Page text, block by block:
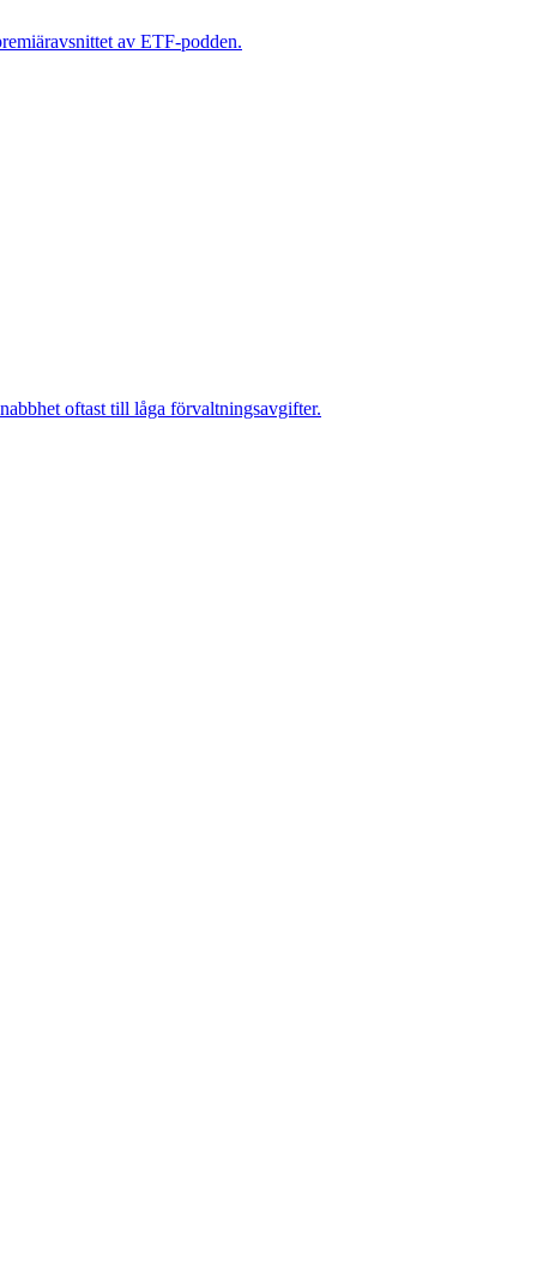
av ETF-podden.
oftast till låga förvaltningsavgifter.